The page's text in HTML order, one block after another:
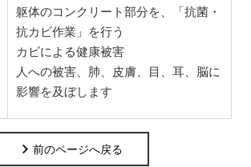
躯体のコンクリート部分を、「抗菌・
抗カビ作業」を行う
カビによる健康被害
人への被害、肺、皮膚、目、耳、脳に
影響を及ぼします
前のページへ戻る